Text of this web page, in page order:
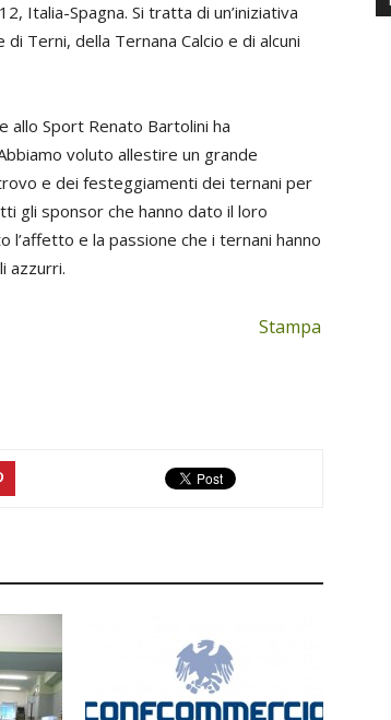
Italia-Spagna. Si tratta di un’iniziativa
di Terni, della Ternana Calcio e di alcuni
allo Sport Renato Bartolini ha
voluto allestire un grande
e dei festeggiamenti dei ternani per
gli sponsor che hanno dato il loro
l’affetto e la passione che i ternani hanno
azzurri.
Stampa